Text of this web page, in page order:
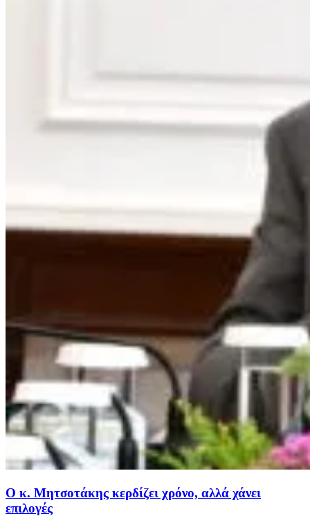
Ο κ. Μητσοτάκης κερδίζει χρόνο, αλλά χάνει
επιλογές